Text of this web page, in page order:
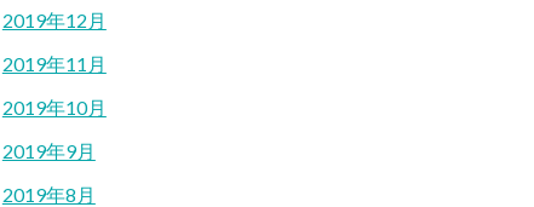
2019年12月
2019年11月
2019年10月
2019年9月
2019年8月